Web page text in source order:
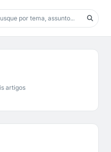
artigos